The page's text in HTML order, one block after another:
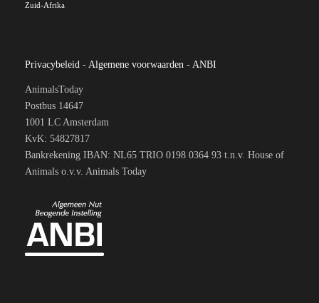
Zuid-Afrika
Privacybeleid - Algemene voorwaarden - ANBI
AnimalsToday
Postbus 14647
1001 LC Amsterdam
KvK: 54827817
Bankrekening IBAN: NL65 TRIO 0198 0364 93 t.n.v. House of
Animals o.v.v. Animals Today